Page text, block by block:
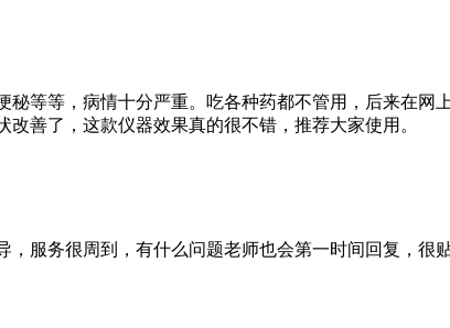
等等，病情十分严重。吃各种药都不管用，后来在网
善了，这款仪器效果真的很不错，推荐大家使用。
服务很周到，有什么问题老师也会第一时间回复，